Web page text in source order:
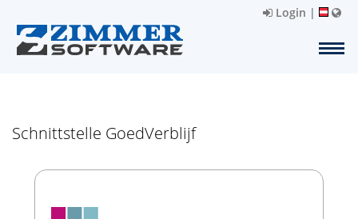
Login |
Schnittstelle GoedVerblijf